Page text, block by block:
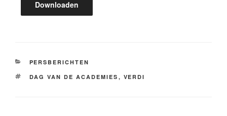
Downloaden
PERSBERICHTEN
DAG VAN DE ACADEMIES , VERDI